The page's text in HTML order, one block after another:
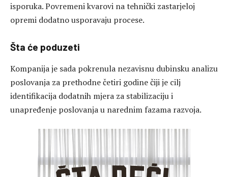
isporuka. Povremeni kvarovi na tehnički zastarjeloj
opremi dodatno usporavaju procese.
Šta će poduzeti
Kompanija je sada pokrenula nezavisnu dubinsku analizu
poslovanja za prethodne četiri godine čiji je cilj
identifikacija dodatnih mjera za stabilizaciju i
unapređenje poslovanja u narednim fazama razvoja.